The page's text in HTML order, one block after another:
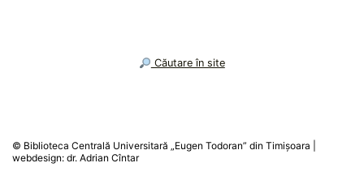
︎ Căutare în site